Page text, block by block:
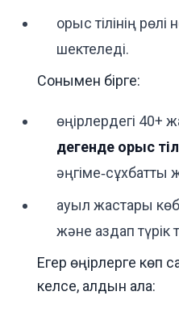
орыс тілінің рөлі
шектеледі.
Сонымен бірге:
өңірлердегі 40+
дегенде орыс
әңгіме‑сұхбатты
ауыл жастары
және аздап түрік
Егер өңірлерге көп
келсе, алдын ала: